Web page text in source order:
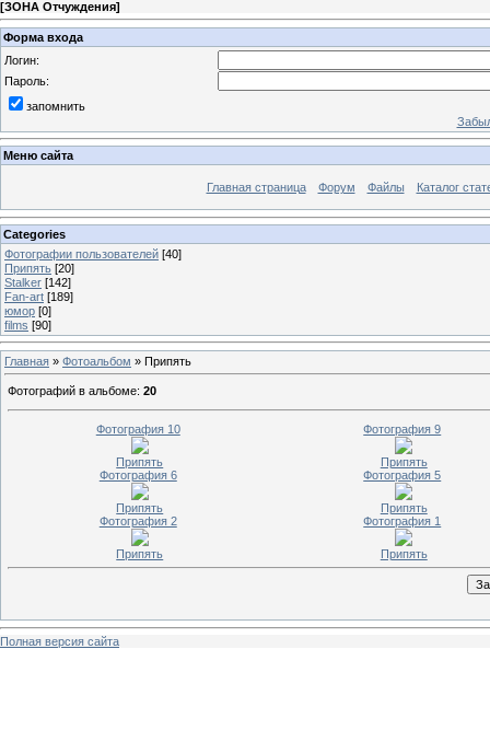
[ЗОНА Отчуждения]
Форма входа
Логин:
Пароль:
запомнить
Меню сайта
Главная страница Форум Файлы Каталог
Categories
Фотографии пользователей [40]
Припять [20]
Stalker [142]
Fan-art [189]
юмор [0]
films [90]
Главная » Фотоальбом » Припять
Фотографий в альбоме: 20
Фотография 10
Припять
Фотография 9
Припять
Фотография 6
Припять
Фотография 5
Припять
Фотография 2
Припять
Фотография 1
Припять
Полная версия сайта